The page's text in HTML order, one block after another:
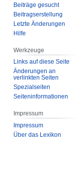
Beiträge gesucht
Beitragserstellung
Letzte Änderungen
Hilfe
Werkzeuge
Links auf diese Seite
Änderungen an
verlinkten Seiten
Spezialseiten
Seiten­­informationen
Impressum
Impressum
Über das Lexikon